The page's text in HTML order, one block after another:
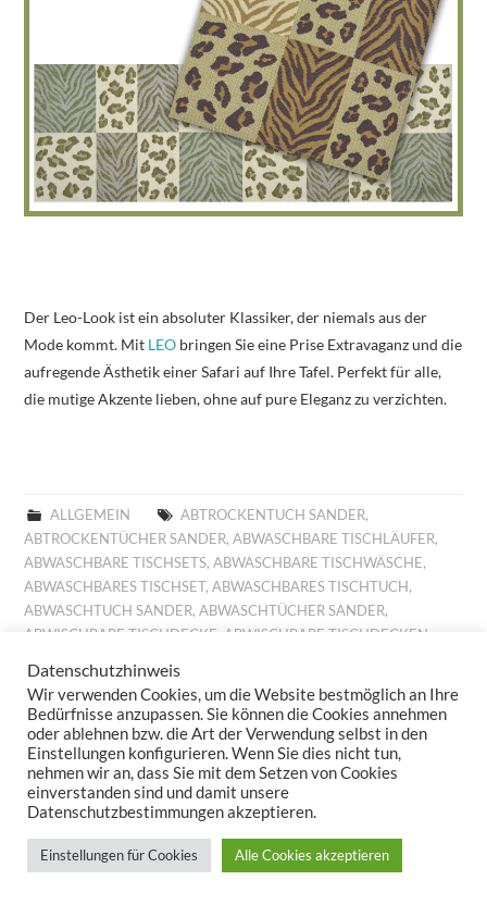
Der Leo-Look ist ein absoluter Klassiker, der niemals aus der
Mode kommt. Mit LEO bringen Sie eine Prise Extravaganz und die
aufregende Ästhetik einer Safari auf Ihre Tafel. Perfekt für alle,
die mutige Akzente lieben, ohne auf pure Eleganz zu verzichten.
ALLGEMEIN ABTROCKENTUCH SANDER,
ABTROCKENTÜCHER SANDER,ABWASCHBARE TISCHLÄUFER,
ABWASCHBARE TISCHSETS,ABWASCHBARE TISCHWÄSCHE,
ABWASCHBARES TISCHSET,ABWASCHBARES TISCHTUCH,
ABWASCHTUCH SANDER,ABWASCHTÜCHER SANDER,
ABWISCHBARE TISCHDECKE
ABWISCHBARE TISCHDECKEN
ABWISCHBARES TISCHTUCH
ALLROUND BASKET GOBELIN , AUFLEGER GOBELIN,BESTICKTE
WOLLKISSEN,BESTICKTES WOLLKISSEN,BILLIGE KISSEN,
BILLIGE TISCHDECKE,BILLIGE TISCHLÄUFER, BILLIGE
TISCHWÄSCHE,BILLIGES TISCHTUCH,BROTKORB FRÜHLING
BROTKORB HERBST,BROTKORB SANDER
DIGITALDRUCK FRÜHLING
TISCHDECKE,FESTLICHE TISCHDECKEN,FESTLICHE
TISCHTÜCHER,FESTLICHES TISCHTUCH,
Datenschutzhinweis
Wir verwenden Cookies, um die Website bestmöglich an Ihre
Bedürfnisse anzupassen. Sie können die Cookies annehmen
oder ablehnen bzw. die Art der Verwendung selbst in den
Einstellungen konfigurieren. Wenn Sie dies nicht tun,
nehmen wir an, dass Sie mit dem Setzen von Cookies
einverstanden sind und damit unsere
Datenschutzbestimmungen akzeptieren.
Einstellungen für Cookies Alle Cookies akzeptieren